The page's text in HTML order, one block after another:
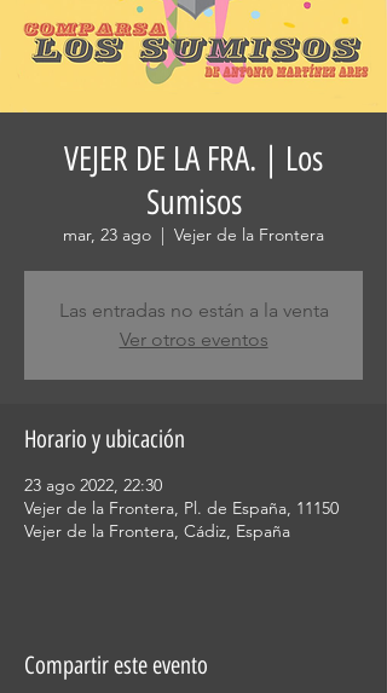
VEJER DE LA FRA. | Los
Sumisos
mar, 23 ago
  |
Vejer de la Frontera
Las entradas no están a la venta
Ver otros eventos
Horario y ubicación
23 ago 2022, 22:30
Vejer de la Frontera, Pl. de España, 11150
Vejer de la Frontera, Cádiz, España
Compartir este evento